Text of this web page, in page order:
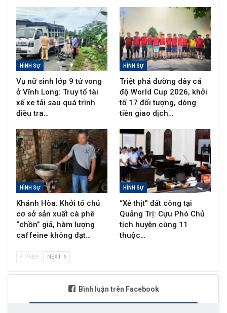
HÌNH SỰ
Vụ nữ sinh lớp 9 tử vong
ở Vĩnh Long: Truy tố tài
xế xe tải sau quá trình
điều tra…
HÌNH SỰ
Triệt phá đường dây cá
độ World Cup 2026, khởi
tố 17 đối tượng, dòng
tiền giao dịch…
HÌNH SỰ
Khánh Hòa: Khởi tố chủ
cơ sở sản xuất cà phê
“chồn” giả, hàm lượng
caffeine không đạt…
HÌNH SỰ
“Xẻ thịt” đất công tại
Quảng Trị: Cựu Phó Chủ
tịch huyện cùng 11
thuộc…
PREV NEXT
Bình luận trên Facebook